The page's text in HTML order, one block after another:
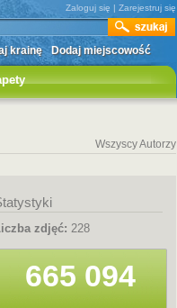
Zaloguj się | Zarejestruj się
krainę Dodaj miejscowość
Wszyscy Autorzy
zdjęć: 228
665 094